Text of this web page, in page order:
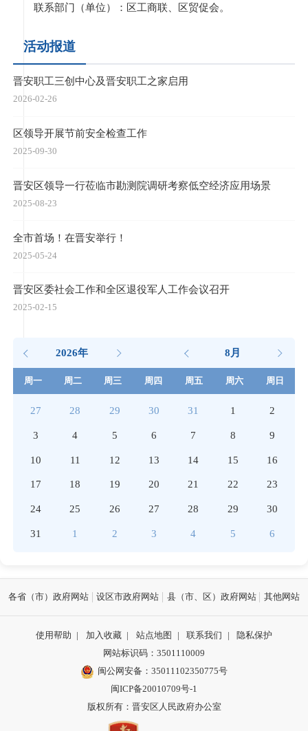
联系部门（单位）：区工商联、区贸促会。
活动报道
晋安职工三创中心及晋安职工之家启用
2026-02-26
区领导开展节前安全检查工作
2025-09-30
晋安区领导一行莅临市勘测院调研考察低空经济应用场景
2025-08-23
全市首场！在晋安举行！
2025-05-24
晋安区委社会工作和全区退役军人工作会议召开
2025-02-15
2026年 8月
周一 周二 周三 周四 周五 周六 周日
27 28 29 30 31 1 2
3 4 5 6 7 8 9
10 11 12 13 14 15 16
17 18 19 20 21 22 23
24 25 26 27 28 29 30
31 1 2 3 4 5 6
各省（市）政府网站 设区市政府网站 县（市、区）政府网站 其他网站
使用帮助 | 加入收藏 | 站点地图 | 联系我们 |
隐私保护
网站标识码：3501110009
闽公网安备：35011102350775号
闽ICP备20010709号-1
版权所有：晋安区人民政府办公室